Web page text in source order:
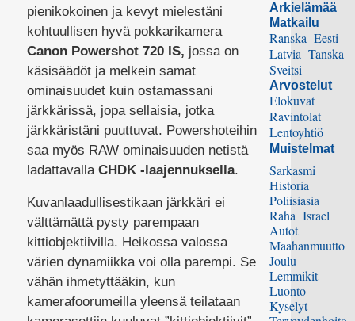
pienikokoinen ja kevyt mielestäni
kohtuullisen hyvä pokkarikamera
Canon Powershot 720 IS, jossa on
käsisäädöt ja melkein samat
ominaisuudet kuin ostamassani
järkkärissä, jopa sellaisia, jotka
järkkäristäni puuttuvat. Powershoteihin
saa myös RAW ominaisuuden netistä
ladattavalla CHDK -laajennuksella.
Kuvanlaadullisestikaan järkkäri ei
välttämättä pysty parempaan
kittiobjektiivilla. Heikossa valossa
värien dynamiikka voi olla parempi. Se
vähän ihmetyttääkin, kun
kamerafoorumeilla yleensä teilataan
Arkielämää
Matkailu
Ranska Eesti
Latvia Tanska
Sveitsi
Arvostelut
Elokuvat
Ravintolat
Lentoyhtiö
Muistelmat
Sarkasmi
Historia
Poliisiasia
Raha Israel
Autot
Maahanmuutto
Joulu
Lemmikit
Luonto
Kyselyt